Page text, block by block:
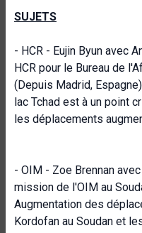
SUJETS
- HCR - Eujin Byun avec
HCR pour le Bureau de
(Depuis Madrid,
lac Tchad est à un point
les déplacements
- OIM - Zoe Brennan
mission de l'OIM au
Augmentation des
Kordofan au Soudan et